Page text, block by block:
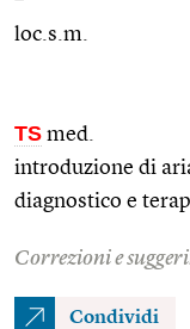
loc.s.m.
TS med.
introduzione di
diagnostico e
Correzioni e
Condividi